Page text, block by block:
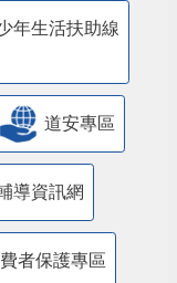
年生活扶助線
道安專區
導資訊網
者保護專區